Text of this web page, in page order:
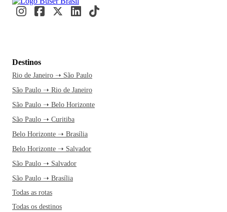
Destinos
Rio de Janeiro ➝ São Paulo
São Paulo ➝ Rio de Janeiro
São Paulo ➝ Belo Horizonte
São Paulo ➝ Curitiba
Belo Horizonte ➝ Brasília
Belo Horizonte ➝ Salvador
São Paulo ➝ Salvador
São Paulo ➝ Brasília
Todas as rotas
Todas os destinos